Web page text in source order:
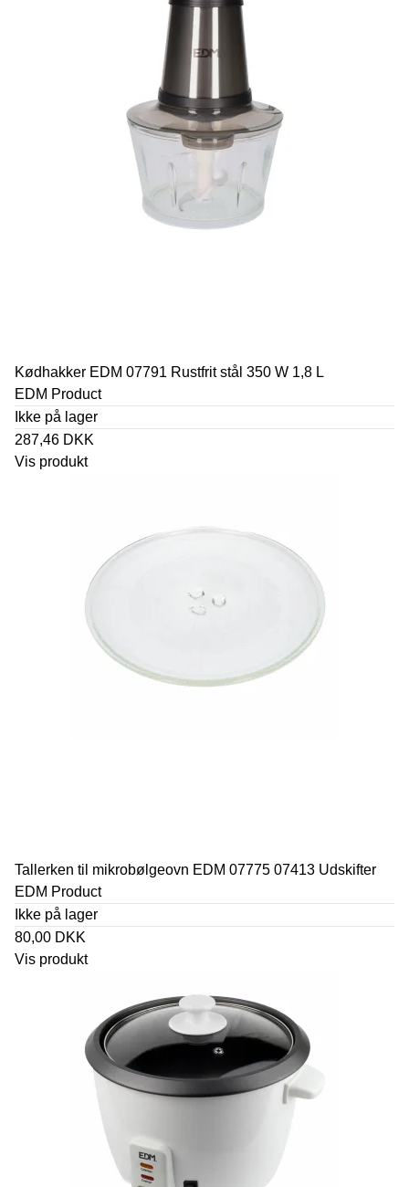
Kødhakker EDM 07791 Rustfrit stål 350 W 1,8 L
EDM Product
Ikke på lager
287,46 DKK
Vis produkt
Tallerken til mikrobølgeovn EDM 07775 07413 Udskifter
EDM Product
Ikke på lager
80,00 DKK
Vis produkt